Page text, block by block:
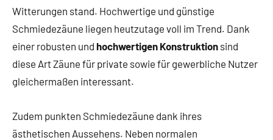
Witterungen stand. Hochwertige und günstige
Schmiedezäune liegen heutzutage voll im Trend. Dank
einer robusten und hochwertigen Konstruktion sind
diese Art Zäune für private sowie für gewerbliche Nutzer
gleichermaßen interessant.
Zudem punkten Schmiedezäune dank ihres
ästhetischen Aussehens. Neben normalen